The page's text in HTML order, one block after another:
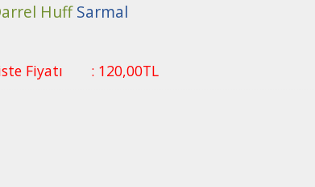
Huff Sarmal
Fiyatı : 120,00TL